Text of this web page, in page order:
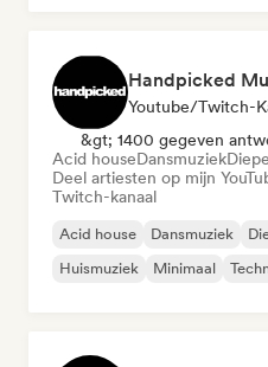
Handpicked
Youtube/Twitch-
&gt; 1400 gegeven
Acid houseDansmuziek
Deel artiesten op mijn
Twitch-kanaal
Acid house Dansmuziek
Huismuziek
Minimaal